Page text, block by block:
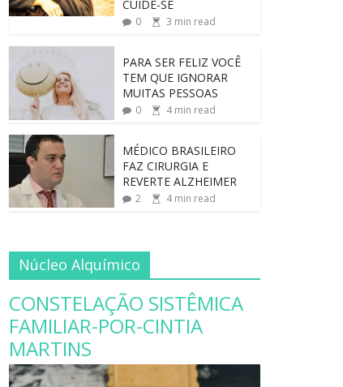
CUIDE-SE
0 3 min read
PARA SER FELIZ VOCÊ
TEM QUE IGNORAR
MUITAS PESSOAS
0 4min read
MÉDICO BRASILEIRO
FAZ CIRURGIA E
REVERTE ALZHEIMER
2 4min read
Núcleo Alquímico
CONSTELAÇÃO SISTÊMICA
FAMILIAR-POR-CINTIA
MARTINS